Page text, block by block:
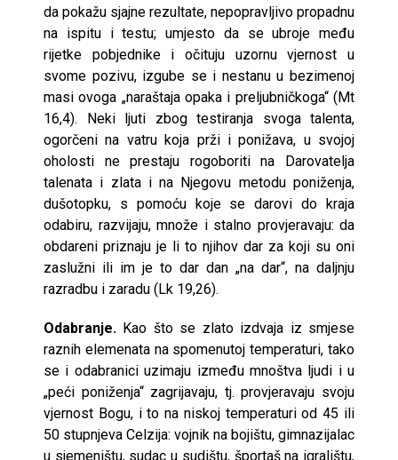
da pokažu sjajne rezultate, nepopravljivo propadnu
na ispitu i testu; umjesto da se ubroje među
rijetke pobjednike i očituju uzornu vjernost u
svome pozivu, izgube se i nestanu u bezimenoj
masi ovoga „naraštaja opaka i preljubničkoga“ (Mt
16,4). Neki ljuti zbog testiranja svoga talenta,
ogorčeni na vatru koja prži i ponižava, u svojoj
oholosti ne prestaju rogoboriti na Darovatelja
talenata i zlata i na Njegovu metodu poniženja,
dušotopku, s pomoću koje se darovi do kraja
odabiru, razvijaju, množe i stalno provjeravaju: da
obdareni priznaju je li to njihov dar za koji su oni
zaslužni ili im je to dar dan „na dar“, na daljnju
razradbu i zaradu (Lk 19,26).
Odabranje. Kao što se zlato izdvaja iz smjese
raznih elemenata na spomenutoj temperaturi, tako
se i odabranici uzimaju između mnoštva ljudi i u
„peći poniženja“ zagrijavaju, tj. provjeravaju svoju
vjernost Bogu, i to na niskoj temperaturi od 45 ili
50 stupnjeva Celzija: vojnik na bojištu, gimnazijalac
u sjemeništu, sudac u sudištu, športaš na igralištu,